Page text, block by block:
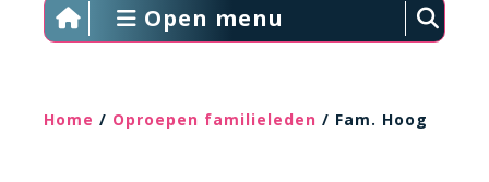
Open menu
Home / Oproepen familieleden / Fam. Hoog